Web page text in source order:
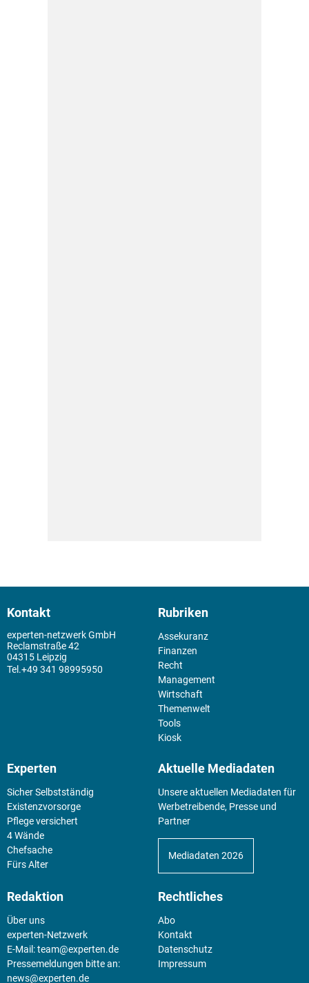
Kontakt
experten-netzwerk GmbH
Reclamstraße 42
04315 Leipzig
+49 341 98995950
Rubriken
Assekuranz
Finanzen
Recht
Management
Wirtschaft
Themenwelt
Tools
Kiosk
Experten
Sicher Selbstständig
Existenz­vorsorge
Pflege versichert
4 Wände
Chefsache
Fürs Alter
Aktuelle Mediadaten
Unsere aktuellen Mediadaten für
Werbetreibende, Presse und
Partner
Mediadaten 2026
Redaktion
Über uns
experten-Netzwerk
E-Mail:team@experten.de
Pressemeldungen bitte an:
news@experten.de
Rechtliches
Abo
Kontakt
Datenschutz
Impressum